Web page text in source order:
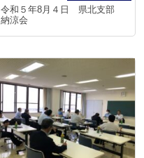
令和５年8月４日 県北支部
納涼会